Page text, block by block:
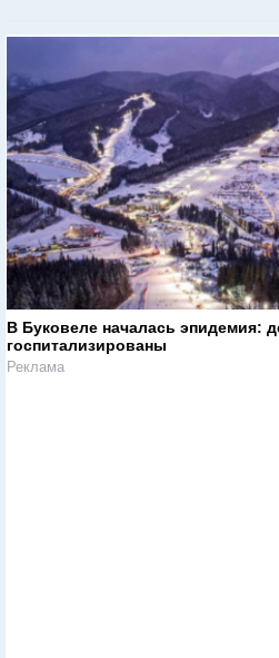
В Буковеле началась эпидемия:
госпитализированы
Реклама